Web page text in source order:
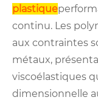
plastique
continu. Les
aux contraintes
métaux,
viscoélastiques
dimensionnelle